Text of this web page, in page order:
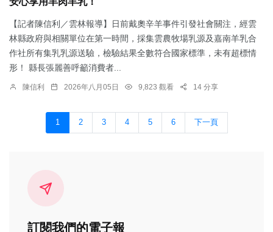
【記者陳信利／雲林報導】日前戴奧辛羊事件引發社會關注，經雲
林縣政府與相關單位在第一時間，採集雲農牧場乳源及嘉南羊乳合
作社所有集乳乳源送驗，檢驗結果全數符合國家標準，未有超標情
形！ 縣長張麗善呼籲消費者...
陳信利 2026年八月05日 9,823 觀看 14 分享
1 2 3 4 5 6 下一頁
訂閱我們的電子報